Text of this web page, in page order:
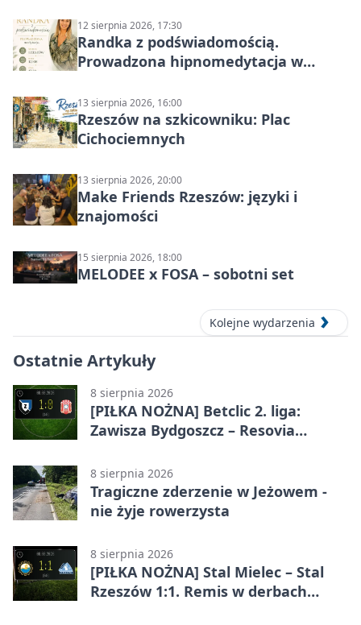
12 sierpnia 2026, 17:30
Randka z podświadomością.
Prowadzona hipnomedytacja w
13 sierpnia 2026, 16:00
Rzeszów na szkicowniku: Plac
Cichociemnych
13 sierpnia 2026, 20:00
Make Friends Rzeszów: języki i
znajomości
15 sierpnia 2026, 18:00
MELODEE x FOSA – sobotni set
Kolejne wydarzenia
Ostatnie Artykuły
8 sierpnia 2026
[PIŁKA NOŻNA] Betclic 2. liga:
Zawisza Bydgoszcz – Resovia
pierwszym zwycięstwem
8 sierpnia 2026
Tragiczne zderzenie w Jeżowem -
nie żyje rowerzysta
8 sierpnia 2026
[PIŁKA NOŻNA] Stal Mielec – Stal
Rzeszów 1:1. Remis w derbach